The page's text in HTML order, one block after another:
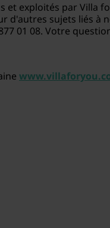
exploités par Villa
sujets liés à
01 08. Votre